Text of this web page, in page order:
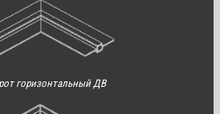
горизонтальный ДВ